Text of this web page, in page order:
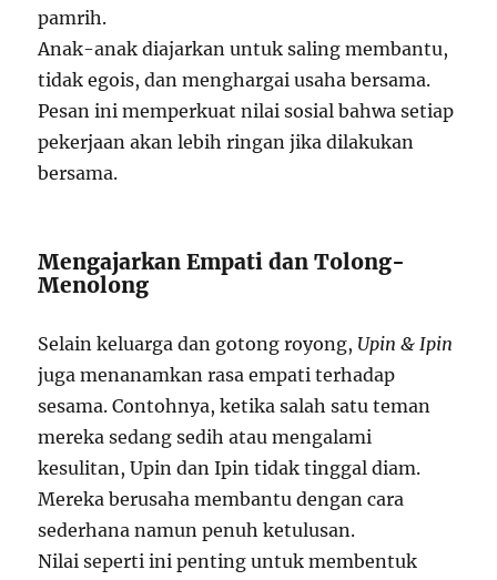
pamrih.
Anak-anak diajarkan untuk saling membantu,
tidak egois, dan menghargai usaha bersama.
Pesan ini memperkuat nilai sosial bahwa setiap
pekerjaan akan lebih ringan jika dilakukan
bersama.
Mengajarkan Empati dan Tolong-
Menolong
Selain keluarga dan gotong royong, Upin & Ipin
juga menanamkan rasa empati terhadap
sesama. Contohnya, ketika salah satu teman
mereka sedang sedih atau mengalami
kesulitan, Upin dan Ipin tidak tinggal diam.
Mereka berusaha membantu dengan cara
sederhana namun penuh ketulusan.
Nilai seperti ini penting untuk membentuk